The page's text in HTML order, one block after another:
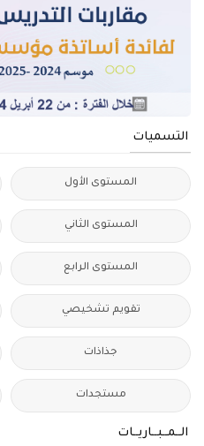
التسميات
المستوى الأول
المستوى الثاني
المستوى الرابع
تقويم تشخيصي
جذاذات
مستجدات
الــمــبــاريــات